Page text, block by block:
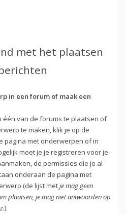
met het plaatsen
in een forum of maak een
één van de forums te plaatsen of
te maken, klik je op de
pagina met onderwerpen of in
moet je je registreren voor je
de permissies die je al
onderaan de pagina met
(de lijst metje mag geen
plaatsen, je mag niet antwoorden op
).